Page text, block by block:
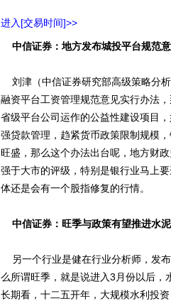
进入[交易时间]>>
中信证券：地方发布城投平台规范
刘津（中信证券研究部高级策略分
融资平台工资管理规范意见实行办法
省级平台公司运作的公益性建设项目
强贷款管理，趋紧货币政策限制规模
旺盛，那么这个办法出台呢，地方财
强于大市的评级，特别是银行业马上
体还是会有一个股指修复的行情。
中信证券：旺季与政策有望推进水
另一个行业是健在行业分析师，发
么所谓旺季，就是说进入3月份以后，
长期看，十二五开年，大规模水利投